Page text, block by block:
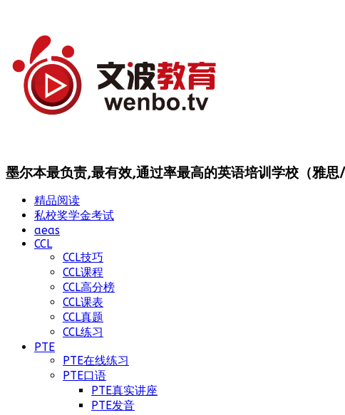
墨尔本最负责,最有效,通过率最高的英语培训学校（雅思
精品阅读
私校奖学金考试
aeas
CCL
CCL技巧
CCL课程
CCL高分榜
CCL课表
CCL真题
CCL练习
PTE
PTE在线练习
PTE口语
PTE真实讲座
PTE发音